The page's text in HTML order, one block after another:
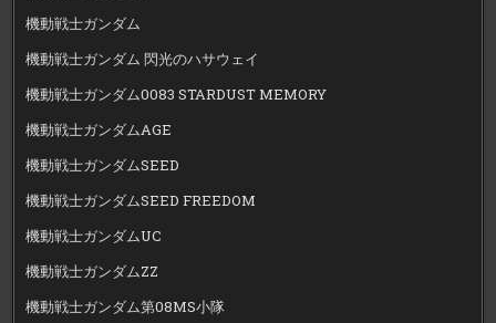
機動戦士ガンダム
機動戦士ガンダム 閃光のハサウェイ
機動戦士ガンダム0083 STARDUST MEMORY
機動戦士ガンダムAGE
機動戦士ガンダムSEED
機動戦士ガンダムSEED FREEDOM
機動戦士ガンダムUC
機動戦士ガンダムZZ
機動戦士ガンダム第08MS小隊